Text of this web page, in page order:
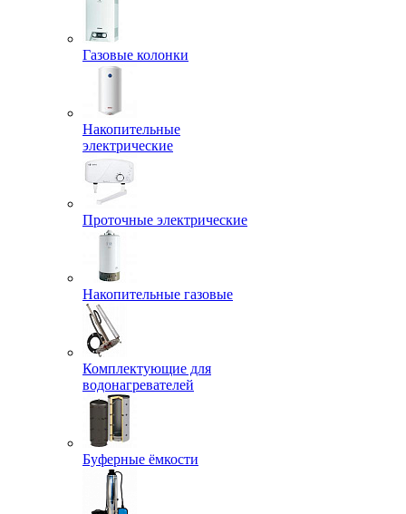
Газовые колонки
Накопительные
электрические
Проточные электрические
Накопительные газовые
Комплектующие для
водонагревателей
Буферные ёмкости